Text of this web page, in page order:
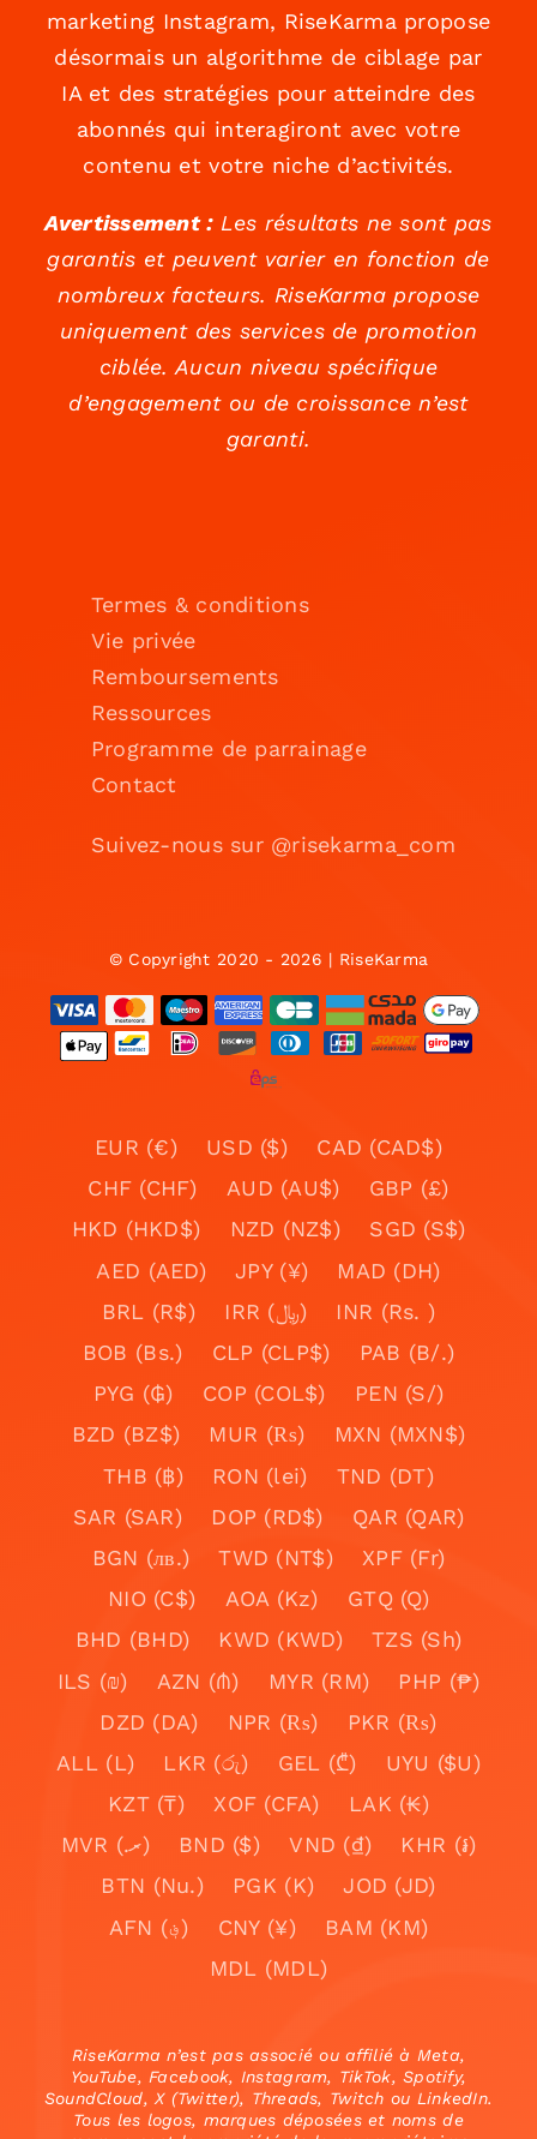
marketing Instagram, RiseKarma propose
désormais un algorithme de ciblage par
IA et des stratégies pour atteindre des
abonnés qui interagiront avec votre
contenu et votre niche d’activités.
Avertissement :Les résultats ne sont pas
garantis et peuvent varier en fonction de
nombreux facteurs. RiseKarma propose
uniquement des services de promotion
ciblée. Aucun niveau spécifique
d’engagement ou de croissance n’est
garanti.
Termes & conditions
Vie privée
Remboursements
Ressources
Programme de parrainage
Contact
Suivez-nous sur @risekarma_com
© Copyright 2020 - 2026 | RiseKarma
EUR (€) USD ($)
CAD (CAD$)
CHF (CHF)
AUD (AU$)
GBP (£)
HKD (HKD$)
NZD (NZ$)
SGD (S$)
AED (AED)
JPY (¥)
MAD (DH)
BRL (R$)
IRR (﷼)
INR (Rs. )
BOB (Bs.)
CLP (CLP$)
PAB (B/.)
PYG (₲)
COP (COL$)
PEN (S/)
BZD (BZ$)
MUR (₨)
MXN (MXN$)
THB (฿)
RON (lei)
TND (DT)
SAR (SAR)
DOP (RD$)
QAR (QAR)
BGN (лв.)
TWD (NT$)
XPF (Fr)
NIO (C$)
AOA (Kz)
GTQ (Q)
BHD (BHD)
KWD (KWD)
TZS (Sh)
ILS (₪)
AZN (₼) MYR (RM)
PHP (₱)
DZD (DA)
NPR (₨)
PKR (₨)
ALL (L)
LKR (රු) GEL (₾)
UYU ($U)
KZT (₸)
XOF (CFA)
LAK (₭)
MVR (.ރ)
BND ($) VND (₫)
KHR (៛)
BTN (Nu.)
PGK (K)
JOD (JD)
AFN (؋)
CNY (¥)
BAM (KM)
MDL (MDL)
RiseKarma n’est pas associé ou affilié à Meta,
YouTube, Facebook, Instagram, TikTok, Spotify,
SoundCloud, X (Twitter), Threads, Twitch ou LinkedIn.
Tous les logos, marques déposées et noms de